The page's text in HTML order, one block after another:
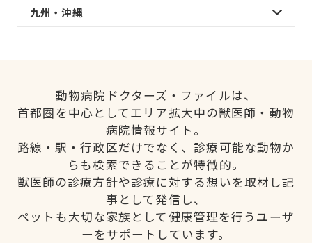
九州・沖縄
動物病院ドクターズ・ファイルは、
首都圏を中心としてエリア拡大中の獣医師・動物
病院情報サイト。
路線・駅・行政区だけでなく、診療可能な動物か
らも検索できることが特徴的。
獣医師の診療方針や診療に対する想いを取材し記
事として発信し、
ペットも大切な家族として健康管理を行うユーザ
ーをサポートしています。